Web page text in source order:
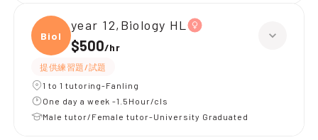
Biolo
year 12,Biology HL
$500/hr
提供練習題/試題
1 to 1 tutoring-Fanling
One day a week -1.5Hour/cls
Male tutor/Female tutor-University Graduated